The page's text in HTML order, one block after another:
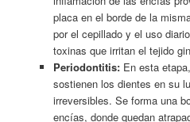
placa en el borde de la
por el cepillado y el uso
toxinas que irritan el tejido
Periodontitis:En esta
sostienen los dientes en su
irreversibles. Se forma una
encías, donde quedan